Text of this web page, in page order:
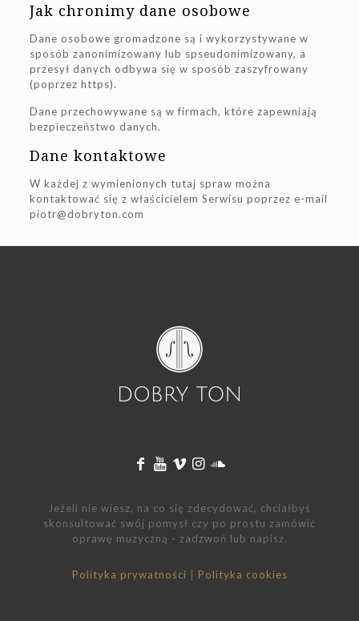
Jak chronimy dane osobowe
Dane osobowe gromadzone są i wykorzystywane w
sposób zanonimizowany lub spseudonimizowany, a
przesył danych odbywa się w sposób zaszyfrowany
(poprzez https).
Dane przechowywane są w firmach, które zapewniają
bezpieczeństwo danych.
Dane kontaktowe
W każdej z wymienionych tutaj spraw można
kontaktować się z właścicielem Serwisu poprzez e-mail
piotr@dobryton.com
Jeżeli nie wiesz, na co się zdecydować, chciałbyś
skonsultować swój pomysł czy po prostu zamówić
oprawę muzyczną - zadzwoń lub napisz.
Polityka prywatności Polityka cookies